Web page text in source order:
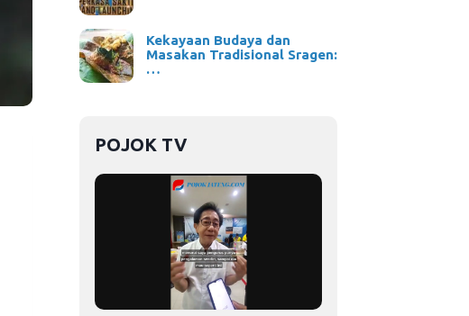
Kekayaan Budaya dan
Masakan Tradisional Sragen:
…
POJOK TV